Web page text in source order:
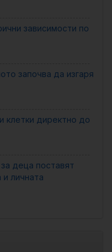
зависимости по
започва да изгаря
клетки директно до
деца поставят
личната